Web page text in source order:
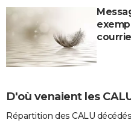
D'où venaient les
Répartition des CALU